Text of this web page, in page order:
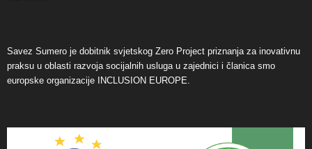
Savez Sumero je dobitnik svjetskog Zero Project priznanja za inovativnu
praksu u oblasti razvoja socijalnih usluga u zajednici i članica smo
europske organizacije INCLUSION EUROPE.